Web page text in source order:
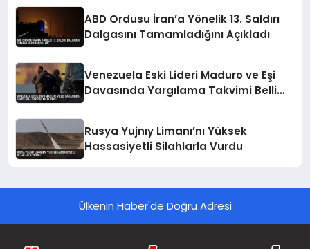
ABD Ordusu İran’a Yönelik 13. Saldırı
Dalgasını Tamamladığını Açıkladı
Venezuela Eski Lideri Maduro ve Eşi
Davasında Yargılama Takvimi Belli
Rusya Yujnıy Limanı’nı Yüksek
Hassasiyetli Silahlarla Vurdu
Ülkenin Haber'de Doğru Adresi